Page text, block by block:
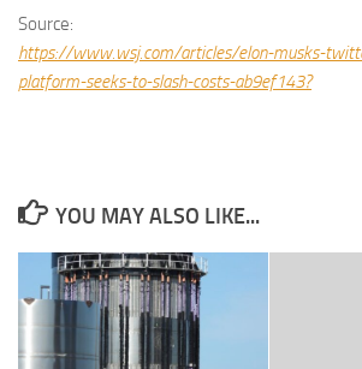
Source:
https://www.wsj.com/articles/elon-musks-
platform-seeks-to-slash-costs-ab9ef143?
YOU MAY ALSO LIKE...